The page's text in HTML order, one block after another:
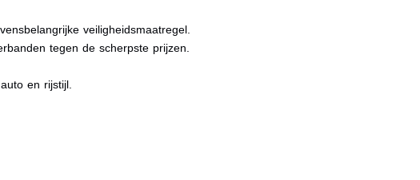
veiligheidsmaatregel.
tegen de scherpste prijzen.
en rijstijl.